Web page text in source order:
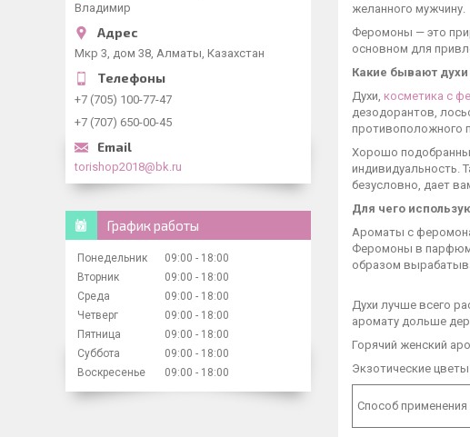
желанного мужчину.
Феромоны — это
основном для
Какие бывают
Духи, косметика с
дезодорантов,
противоположного
Хорошо
индивидуальность.
безусловно, дает
Для чего
Ароматы с
Феромоны в
образом
Духи лучше всего
аромату дольше
Горячий женский
Экзотические
Способ применения
Владимир
Мкр 3, дом 38, Алматы, Казахстан
+7 (705) 100-77-47
+7 (707) 650-00-45
torishop2018@bk.ru
График работы
Понедельник 09:00
18:00
Вторник
09:00
18:00
Среда
09:00
18:00
Четверг
09:00
18:00
Пятница
09:00
18:00
Суббота
09:00
18:00
Воскресенье
09:00 18:00